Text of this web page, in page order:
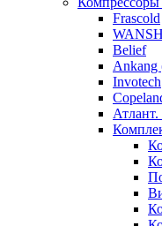
Frascold
Belief
Ankang
Invotech
Атлант.